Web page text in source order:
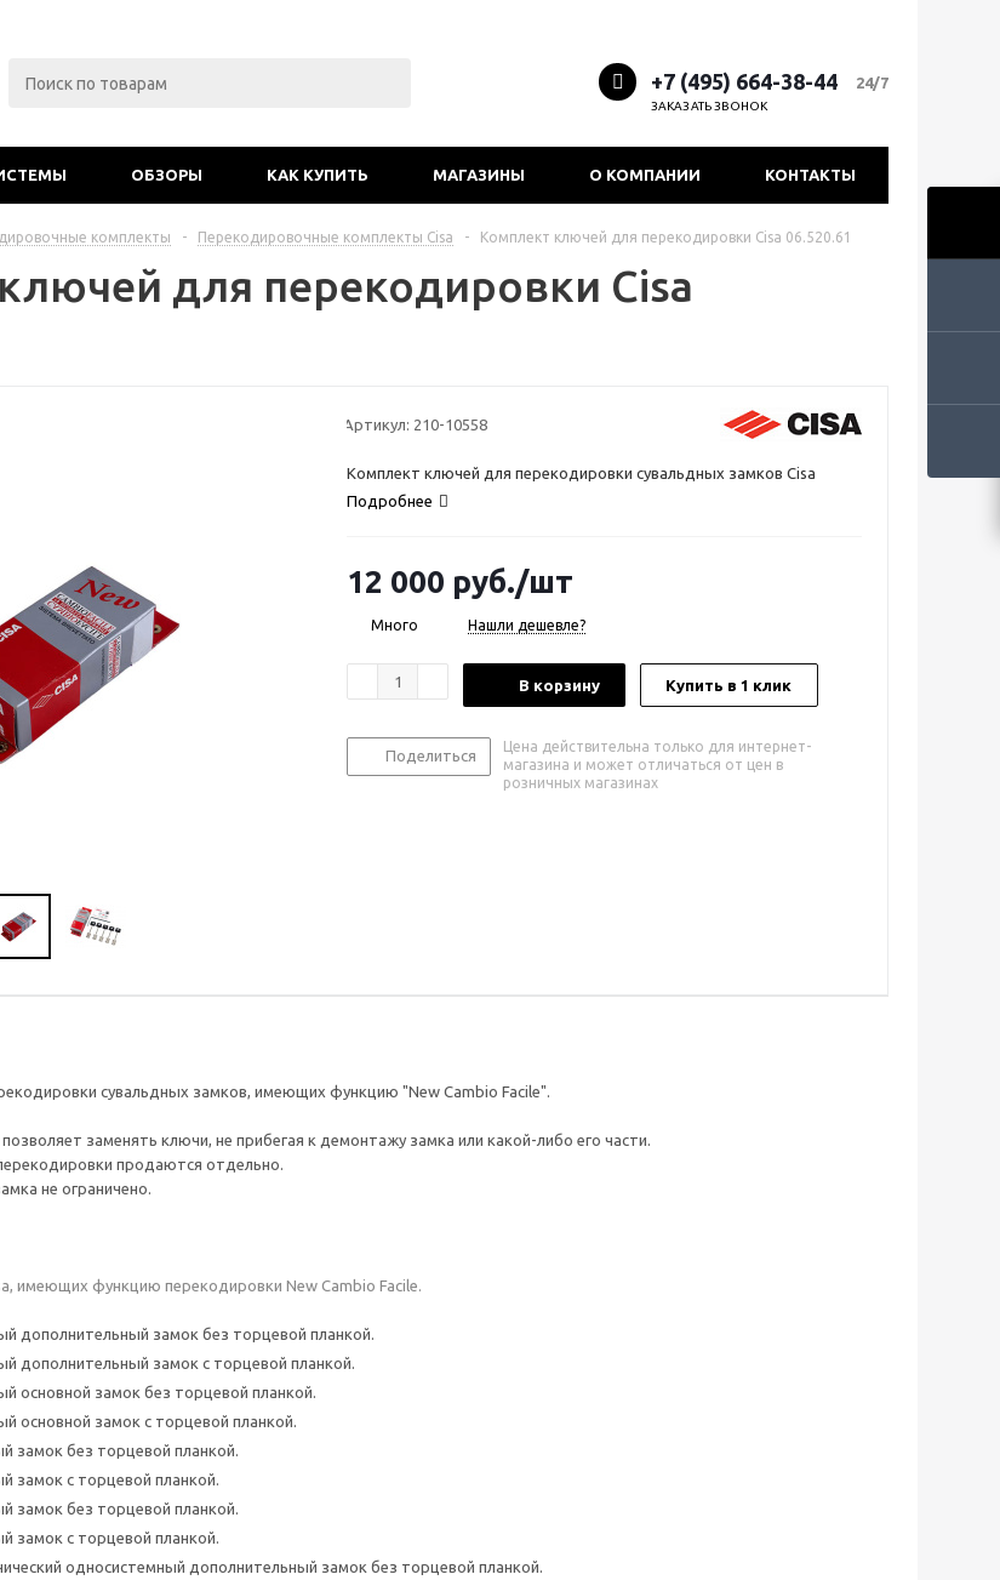
+7 (495) 664-38-44 24/7
ЗАКАЗАТЬ ЗВОНОК
ОБЗОРЫ КАК КУПИТЬ МАГАЗИНЫ О КОМПАНИИ КОНТАКТЫ
комплекты - Перекодировочные комплекты Cisa - Комплект ключей для перекодировки Cisa 06.520.61
для перекодировки Cisa
Артикул: 210-10558
Комплект ключей для перекодировки сувальдных замков Cisa
Подробнее
12 000 руб./шт
Много Нашли дешевле?
В корзину Купить в 1 клик
Поделиться
Цена действительна только для интернет-
магазина и может отличаться от цен в
розничных магазинах
сувальдных замков, имеющих функцию "New Cambio Facile".
заменять ключи, не прибегая к демонтажу замка или какой-либо его части.
продаются отдельно.
не ограничено.
имеющих функцию перекодировки New Cambio Facile.
дополнительный замок без торцевой планкой.
дополнительный замок с торцевой планкой.
основной замок без торцевой планкой.
основной замок с торцевой планкой.
замок без торцевой планкой.
замок с торцевой планкой.
замок без торцевой планкой.
замок с торцевой планкой.
односистемный дополнительный замок без торцевой планкой.